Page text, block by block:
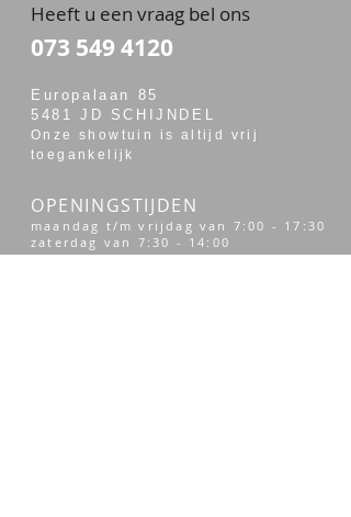
Heeft u een vraag bel ons
073 549 4120
Europalaan 85
5481 JD SCHIJNDEL
Onze showtuin is altijd vrij
toegankelijk
OPENINGSTIJDEN
maandag t/m vrijdag van 7:00 - 17:30
zaterdag van 7:30 - 14:00